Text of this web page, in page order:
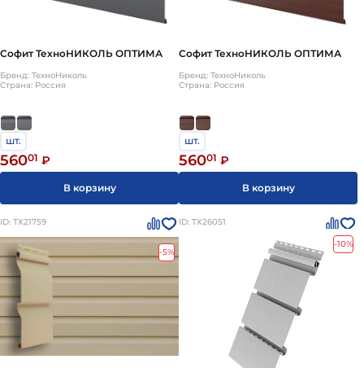
Софит ТехноНИКОЛЬ ОПТИМА
Бренд: ТехноНиколь
Страна: Россия
шт.
56001 ₽
В корзину
Софит ТехноНИКОЛЬ ОПТИМА
Бренд: ТехноНиколь
Страна: Россия
шт.
56001 ₽
В корзину
ID: ТХ21759
-5%
ID: ТХ26051
-10%